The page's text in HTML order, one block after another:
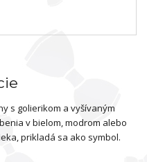
s golierikom a vyšívaným
v bielom, modrom alebo
prikladá sa ako symbol.